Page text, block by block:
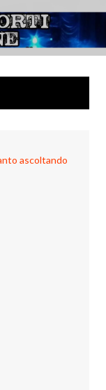
Distorti
ascoltando